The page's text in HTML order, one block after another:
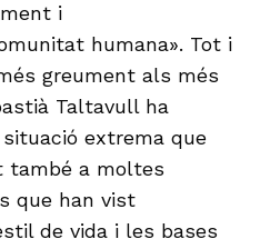
i
humana». Tot i
greument als més
Taltavull ha
extrema que
també a moltes
que han vist
de vida i les bases